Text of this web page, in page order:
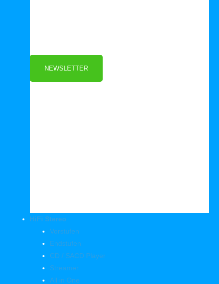
NEWSLETTER
HiFi Stereo
Vorstufen
Endstufen
CD / SACD Player
Streamer
All in One